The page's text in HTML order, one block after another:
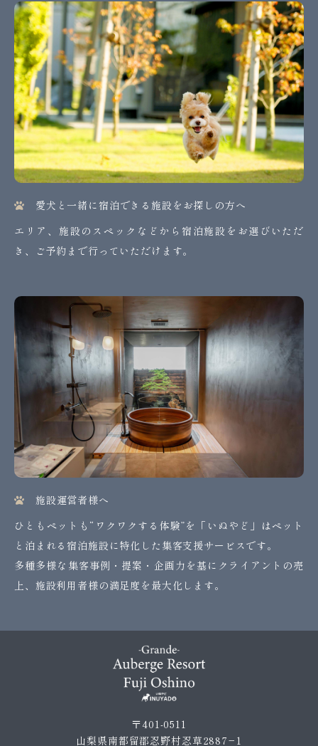
愛犬と一緒に宿泊できる施設をお探しの方へ
エリア、施設のスペックなどから宿泊施設をお選びいただ
き、ご予約まで行っていただけます。
施設運営者様へ
ひともペットも“ワクワクする体験”を「いぬやど」はペット
と泊まれる宿泊施設に特化した集客支援サービスです。
多種多様な集客事例・提案・企画力を基にクライアントの売
上、施設利用者様の満足度を最大化します。
〒401-0511
山梨県南都留郡忍野村忍草2887−1